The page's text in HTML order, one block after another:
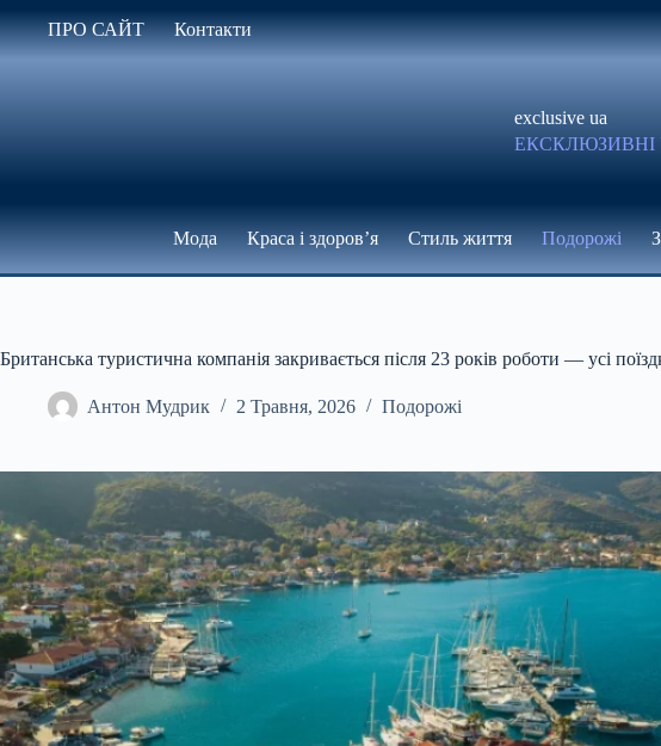
до
вмісту
ПРО САЙТ Контакти
exclusive ua
ЕКСКЛЮЗИВНІ
Мода Краса і здоров’я Стиль життя Подорожі
Британська туристична компанія закривається після 23 років роботи — усі
Антон Мудрик 2 Травня, 2026 Подорожі